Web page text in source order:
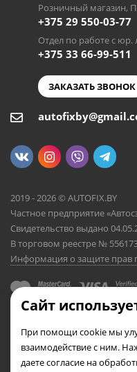
Розничный магазин,
+375 29 550-03-77
Отдел по работе с юр.
+375 33 66-99-511
ЗАКАЗАТЬ ЗВОНОК
2019 - 2026 © AUTOFIX.BY
Частное предприятие
Свидетельство выдано
В торговом реестре №
Информация о защите прав
Сайт
При помощи cookie мы
взаимодействие с ним.
даете согласие на